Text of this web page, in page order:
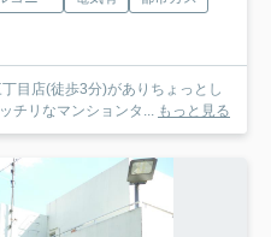
目店(徒歩3分)がありちょっとし
チリなマンションタ...
もっと見る